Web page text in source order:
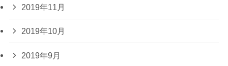
2019年11月
2019年10月
2019年9月